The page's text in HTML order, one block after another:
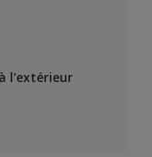
l'extérieur